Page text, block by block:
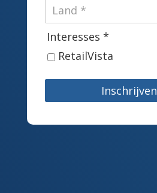
Interesses *
RetailVista
Inschrijven